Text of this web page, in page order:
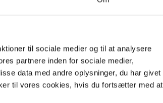
til sociale medier og til at analysere
partnere inden for sociale medier,
data med andre oplysninger, du har givet
til vores cookies, hvis du fortsætter med at
sep 2025
alt hvad